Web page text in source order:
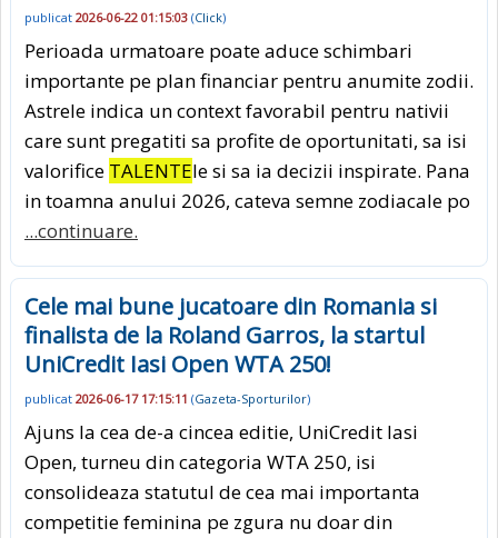
publicat 2026-06-22 01:15:03 (Click)
Perioada urmatoare poate aduce schimbari
importante pe plan financiar pentru anumite zodii.
Astrele indica un context favorabil pentru nativii
care sunt pregatiti sa profite de oportunitati, sa isi
valorifice TALENTEle si sa ia decizii inspirate. Pana
in toamna anului 2026, cateva semne zodiacale po
...continuare.
Cele mai bune jucatoare din Romania si
finalista de la Roland Garros, la startul
UniCredit Iasi Open WTA 250!
publicat 2026-06-17 17:15:11 (Gazeta-Sporturilor)
Ajuns la cea de-a cincea editie, UniCredit Iasi
Open, turneu din categoria WTA 250, isi
consolideaza statutul de cea mai importanta
competitie feminina pe zgura nu doar din